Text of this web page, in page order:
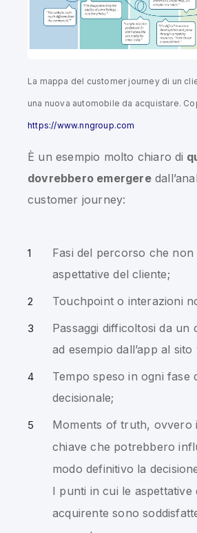
La mappa del customer journey di un
una nuova automobile da acquistare.
https://www.nngroup.com
È un esempio molto chiaro di
dovrebbero emergere
customer journey:
Fasi del percorso che
aspettative del cliente;
Touchpoint o interazioni
Passaggi difficoltosi da un
ad esempio dall’app al sito
Tempo speso in ogni fase
decisionale;
Moments of truth, ovvero
chiave che potrebbero
modo definitivo la
I punti in cui le aspettative
acquirente sono